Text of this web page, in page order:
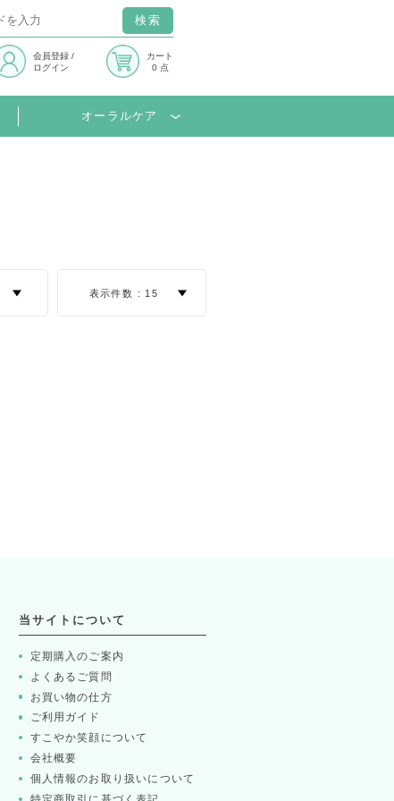
検索
会員登録/
ログイン
カート
0 点
オーラルケア
表示件数 : 15
当サイトについて
定期購入のご案内
よくあるご質問
お買い物の仕方
ご利用ガイド
すこやか笑顔について
会社概要
個人情報のお取り扱いについて